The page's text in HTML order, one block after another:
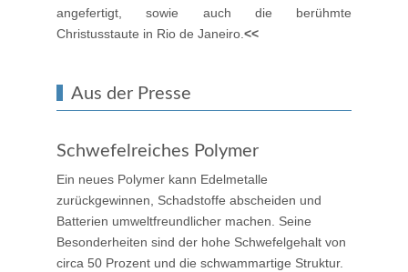
angefertigt, sowie auch die berühmte
Christusstaute in Rio de Janeiro. <<
Aus der Presse
Schwefelreiches Polymer
Ein neues Polymer kann Edelmetalle
zurückgewinnen, Schadstoffe abscheiden und
Batterien umweltfreundlicher machen. Seine
Besonderheiten sind der hohe Schwefelgehalt von
circa 50 Prozent und die schwammartige Struktur.